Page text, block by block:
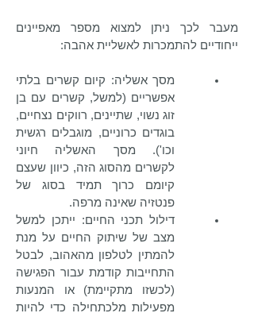
מעבר לכך ניתן למצוא מספר מאפיינים
ייחודיים להתמכרות לאשליית אהבה:
מסך אשליה: קיום קשרים בלתי
אפשריים (למשל, קשרים עם בן
זוג נשוי, שתיינים, רווקים נצחיים,
בוגדים כרוניים, מוגבלים רגשית
וכו'). מסך האשליה חיוני
לקשרים מהסוג הזה, כיוון שעצם
קיומם כרוך תמיד בסוג של
פנטזיה שאינה מרפה.
דילול תכני החיים: ייתכן למשל
מצב של שיתוק החיים על מנת
להמתין לטלפון מהאהוב, לבטל
התחייבות קודמת עבור הפגישה
(לכשזו מתקיימת) או המנעות
מפעילות מלכתחילה כדי להיות